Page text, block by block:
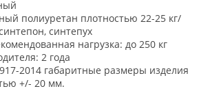
полиуретан плотностью 22-25 кг/
синтепух
нагрузка: до 250 кг
2 года
2014 габаритные размеры изделия
+/- 20 мм.